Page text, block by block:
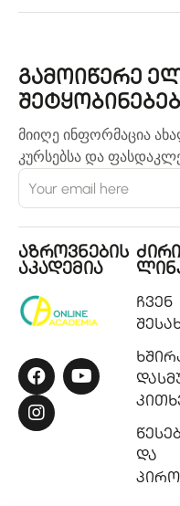
გამოიწერე
მიიღე ინფორმაცია
კურსებსა და
აზროვნების
აკადემია
ჩვენ
და